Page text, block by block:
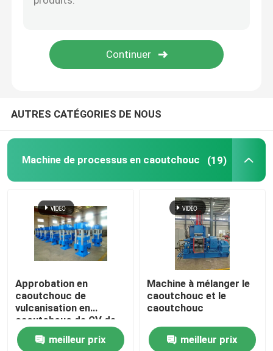
Broyeur en caoutchouc Machine
Groupe outre de la machine de refroidissement en
Chaîne de production en caoutchouc de bande de
Machine en caoutchouc de calendrier
extrudeuse à double vis
Système de pesage automatique circulaire pour
Système de pesage automatique de petits matériaux
AUTRES CATÉGORIES DE NOUS
Machine de processus en caoutchouc (19)
Approbation en
caoutchouc de
vulcanisation en
caoutchouc de GV de
Toy Making Machine de
presse de PLC
meilleur prix
Machine à mélanger le
caoutchouc et le
caoutchouc
meilleur prix